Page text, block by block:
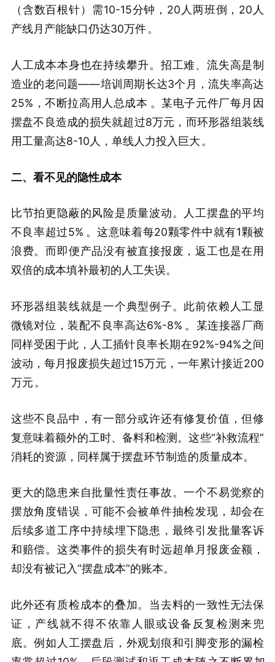
（含数百根针）需10-15分钟，20人两班倒，20人
产线月产能缺口仍达30万件。
人工成本本身也在持续攀升。招工难、流失高是制
造业的老问题——培训周期长达3个月，流失率高达
25%，不断拉高用人总成本 。某电子元件厂每月因
摆盘不良造成的损失就超过8万元，而环形器组装线
用工量高达8-10人，单线人力投入巨大。
二、看不见的隐性成本
比节拍更隐蔽的风险是质量波动。人工摆盘的平均
不良率超过5%。这意味着每20颗零件中就有1颗被
浪费。而即便产品没有被直接报废，返工也是在用
双倍的成本填补最初的人工失误。
环形器组装线就是一个典型例子。此前依赖人工显
微镜对位，装配不良率高达6%-8% 。某连接器厂商
同样受困于此，人工插针良率长期在92%-94%之间
波动，每月报废损失超过15万元，一年累计接近200
万元。
这些不良品中，有一部分或许还有修复价值，但修
复意味着额外的工时、备料和检测。这些“补救流程”
消耗的资源，同样属于摆盘环节制造的质量成本。
更大的隐患来自批量性责任事故。一个不易觉察的
摆放角度错误，可能不会被单件抽检发现，却会在
后续多道工序中持续埋下隐患，最终引发批量客诉
和赔偿。这类事件的损失有时远超单月报废金额，
却没有被记入“摆盘成本”的账本。
此外还有质检成本的叠加。当去料的一致性无法保
证，产线就不得不依靠人眼或设备反复检测来兜
底。例如人工摆盘后，外观划痕和引脚变形的漏检